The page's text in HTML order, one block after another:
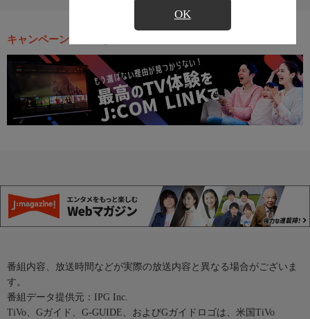
OK
キャンペーン・お得な情報
番組内容、放送時間などが実際の放送内容と異なる場合がございま
す。
番組データ提供元：IPG Inc.
TiVo、Gガイド、G-GUIDE、およびGガイドロゴは、米国TiVo